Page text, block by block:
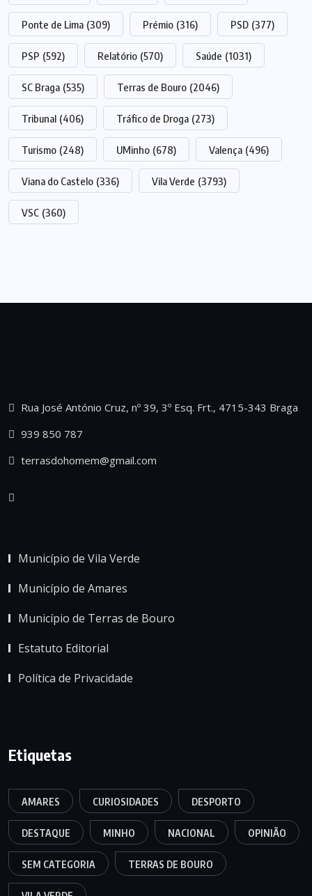
Ponte de Lima (309) Prémio (316) PSD (377)
PSP (592) Relatório (570) Saúde (1031)
SC Braga (535) Terras de Bouro (2046)
Tribunal (406) Tráfico de Droga (273)
Turismo (248) UMinho (678) Valença (496)
Viana do Castelo (336) Vila Verde (3793)
VSC (360)
Rua José António Cruz, nº 39, 3º Esq. Frt., 4715-343 Braga
939 850 787
terrasdohomem@gmail.com
Município de Vila Verde
Município de Amares
Município de Terras de Bouro
Estatuto Editorial
Política de Privacidade
Etiquetas
AMARES CURIOSIDADES DESPORTO
DESTAQUE MINHO NACIONAL OPINIÃO
SEM CATEGORIA TERRAS DE BOURO